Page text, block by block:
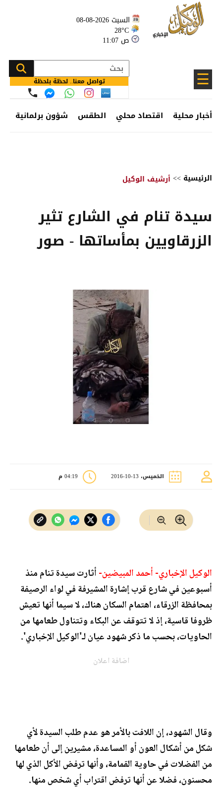
السبت 2026-08-08
28°C
11:07 ص
☰ تواصل معنا.. لحظة بلحظة
أخبار محلية اقتصاد محلي الطقس شؤون برلمانية
الرئيسية >> أرشيف الوكيل
سيدة تنام في الشارع تثير
الزرقاويين بمأساتها - صور
الخميس، 13-10-2016 04:19 م
الوكيل الإخباري- أحمد المبيضين-أثارت سيدة تنام منذ
أسبوعين في شارع قرب إشارة المشيرفة في لواء الرصيفة
بمحافظة الزرقاء، اهتمام السكان هناك، لا سيما أنها تعيش
ظروفا قاسية، إذ لا تتوقف عن البكاء وتتناول طعامها من
الحاويات، بحسب ما ذكر شهود عيان لـ'الوكيل الإخباري'.
اضافة اعلان
وقال الشهود، إن اللافت بالأمر هو عدم طلب السيدة لأي
شكل من أشكال العون أو المساعدة، مشيرين إلى أن طعامها
من الفضلات في حاوية القمامة، وأنها ترفض الأكل الذي لها
محسنون، فضلا عن أنها ترفض اقتراب أي شخص منها.